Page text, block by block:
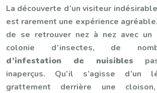
La découverte d’un visiteur
est rarement une expérience
de se retrouver nez à nez avec un
colonie d’insectes, de
d’infestation de nuisibles
inaperçus. Qu’il s’agisse
grattement derrière une